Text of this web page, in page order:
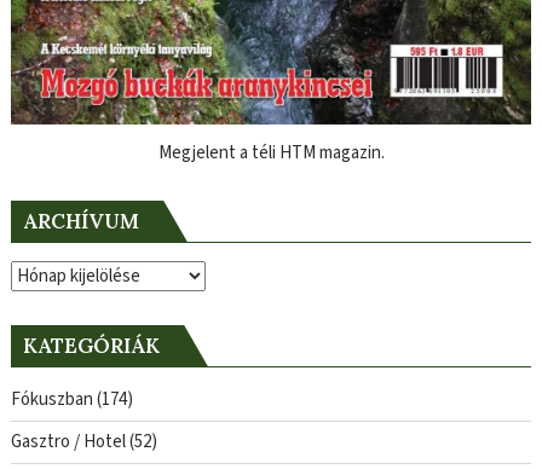
Megjelent a téli HTM magazin.
ARCHÍVUM
Archívum
KATEGÓRIÁK
Fókuszban(174)
Gasztro / Hotel(52)